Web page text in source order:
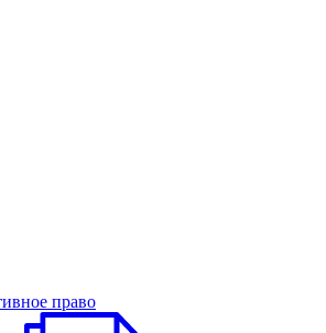
право